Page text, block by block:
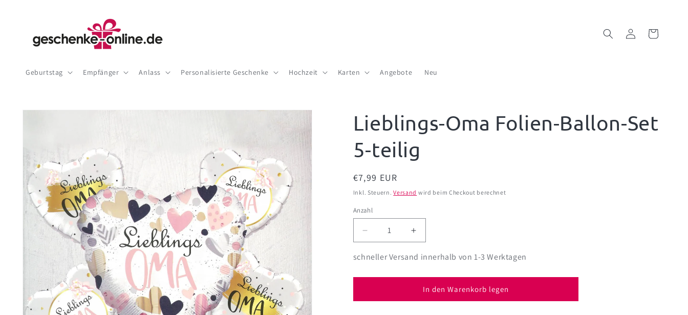
Geburtstag Empfänger Anlass Personalisierte Geschenke Hochzeit Karten Angebote Neu
EinloggenWarenkorb
Zu
Lieblings-Oma Folien-Ballon-Set
5-teilig
Normaler
Preis
€7,99 EUR
Inkl. Steuern.Versand wird beim Checkout berechnet
Anzahl
Anzahl
Verringere
die
Menge
Lieblings-
Folien-
Erhöhe
die
Menge
Lieblings-
Oma
Folien-
schneller Versand innerhalb von 1-3 Werktagen
In den Warenkorb legen